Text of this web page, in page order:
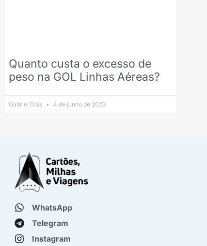
Quanto custa o excesso de
peso na GOL Linhas Aéreas?
Gabriel Dias 4 de junho de 2023
WhatsApp
Telegram
Instagram